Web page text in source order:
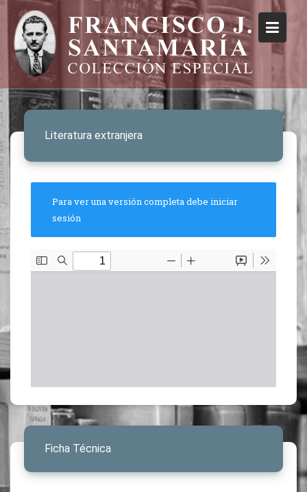
Literatura extranjera
Para ver una versión completa debe iniciar
sesión
Ficha Técnica